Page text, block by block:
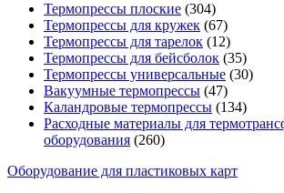
Термопрессы плоские (304)
Термопрессы для кружек (67)
Термопрессы для тарелок (12)
Термопрессы для бейсболок (35)
Термопрессы универсальные (30)
Вакуумные термопрессы (47)
Каландровые термопрессы (134)
Расходные материалы для
оборудования (260)
Оборудование для пластиковых карт